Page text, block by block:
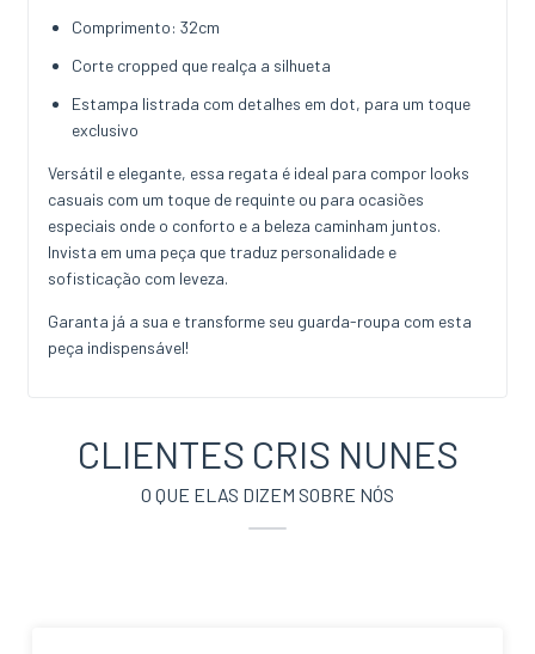
Comprimento: 32cm
Corte cropped que realça a silhueta
Estampa listrada com detalhes em dot, para um toque
exclusivo
Versátil e elegante, essa regata é ideal para compor looks
casuais com um toque de requinte ou para ocasiões
especiais onde o conforto e a beleza caminham juntos.
Invista em uma peça que traduz personalidade e
sofisticação com leveza.
Garanta já a sua e transforme seu guarda-roupa com esta
peça indispensável!
CLIENTES CRIS NUNES
O QUE ELAS DIZEM SOBRE NÓS